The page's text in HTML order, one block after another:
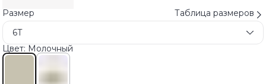
Размер
Таблица размеров
6T
Цвет: Молочный